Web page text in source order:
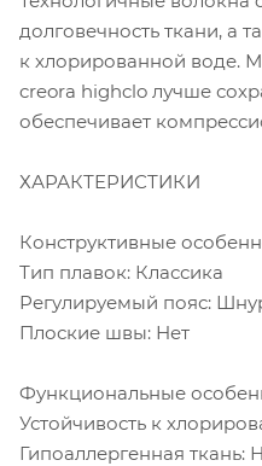
долговечность ткани, а
к хлорированной воде.
creora highclo лучше
обеспечивает
ХАРАКТЕРИСТИКИ
Конструктивные
Тип плавок: Классика​
Регулируемый пояс:
Плоские швы: Нет
Функциональные
Устойчивость к
Гипоаллергенная ткань: